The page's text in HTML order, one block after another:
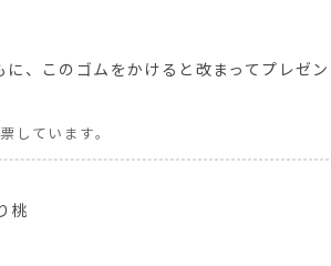
、このゴムをかけると改まってプレゼン
しています。
桃